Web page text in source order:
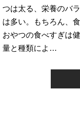
つは太る、栄養のバ
は多い。もちろん、
おやつの食べすぎは
量と種類によ…